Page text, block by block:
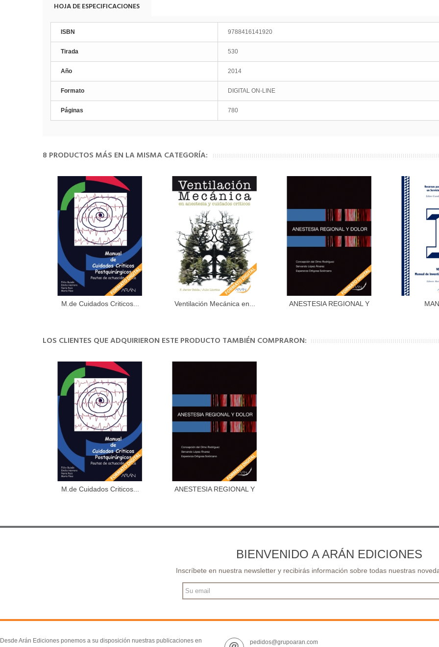
HOJA DE ESPECIFICACIONES
ISBN 9788416141920
Tirada 530
Año 2014
Formato DIGITAL ON-LINE
Páginas 780
8 PRODUCTOS MÁS EN LA MISMA CATEGORÍA:
Añadir al carrito
M.de Cuidados Criticos... Añadir al carrito
Ventilación Mecánica en... Añadir al carrito
ANESTESIA REGIONAL Y
LOS CLIENTES QUE ADQUIRIERON ESTE PRODUCTO TAMBIÉN COMPRARON:
Añadir al carrito
M.de Cuidados Criticos... Añadir al carrito
ANESTESIA REGIONAL Y
BIENVENIDO A ARÁN EDICIONES
Inscríbete en nuestra newsletter y recibirás información sobre todas nuestras
Desde Arán Ediciones ponemos a su disposición nuestras publicaciones en
pedidos@grupoaran.com